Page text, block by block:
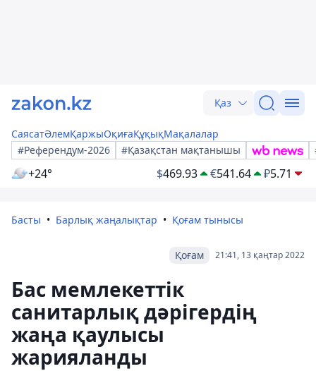
Қаз
СаясатӘлемҚаржыОқиғаҚұқықМақалалар
#Референдум-2026
#Қазақстан мақтанышы
+24° $469.93 €541.64 ₽5.71
Басты Барлық жаңалықтар Қоғам тынысы
21:41, 13 қаңтар 2022
Қоғам
Бас мемлекеттік
санитарлық дәрігердің
жаңа қаулысы
жарияланды